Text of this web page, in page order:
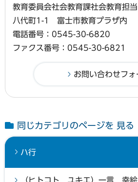
教育委員会社会教育課社会教育担当
八代町1-1 富士市教育プラザ内
電話番号：0545-30-6820
ファクス番号：0545-30-6821
同じカテゴリのページを 見る
ハ行
（ヒトコト ユキエ）一言 幸絵